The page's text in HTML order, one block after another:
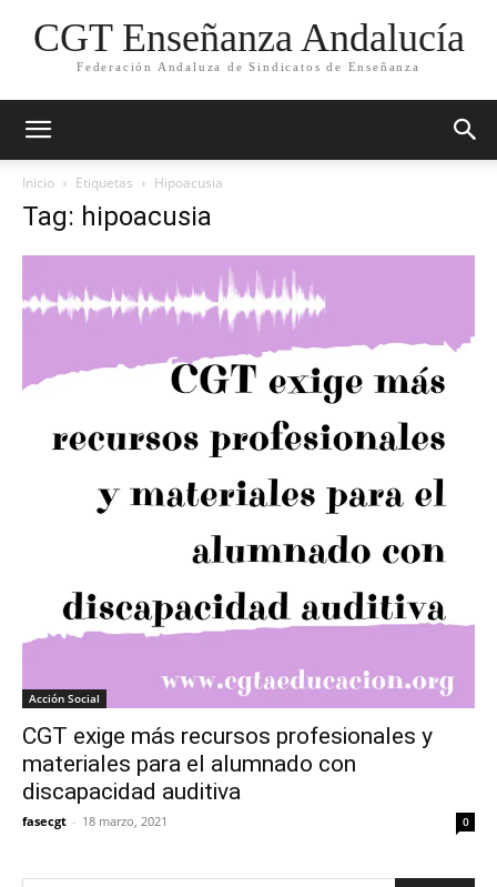
CGT Enseñanza Andalucía
Federación Andaluza de Sindicatos de Enseñanza
Inicio Etiquetas Hipoacusia
Tag: hipoacusia
Acción Social
CGT exige más recursos profesionales y
materiales para el alumnado con
discapacidad auditiva
fasecgt - 18 marzo, 2021 0